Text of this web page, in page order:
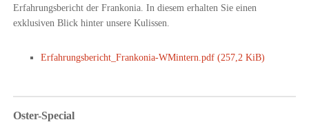
Erfahrungsbericht der Frankonia. In diesem erhalten Sie einen
exklusiven Blick hinter unsere Kulissen.
Erfahrungsbericht_Frankonia-WMintern.pdf(257,2 KiB)
Oster-Special